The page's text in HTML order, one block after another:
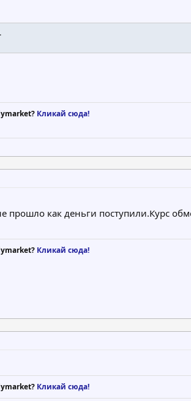
Кликай сюда!
прошло как деньги поступили.Курс
Кликай сюда!
Кликай сюда!